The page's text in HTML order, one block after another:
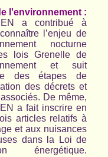
l'environnement :
a contribué à
l’enjeu de
nocturne
lois Grenelle de
et suit
des étapes de
des décrets et
De même,
a fait inscrire en
articles relatifs à
et aux nuisances
dans la Loi de
énergétique.